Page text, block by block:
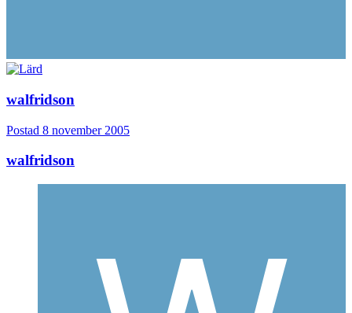
walfridson
Postad 8 november 2005
walfridson